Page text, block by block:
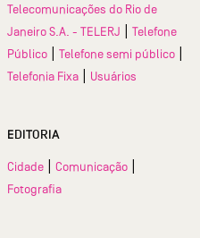
Telecomunicações do Rio de
Janeiro S.A. - TELERJ
Telefone
Público
Telefone semi público
Telefonia Fixa Usuários
EDITORIA
Cidade Comunicação
Fotografia